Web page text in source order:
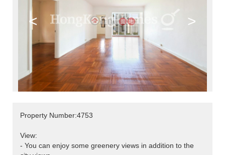
< >
Property Number:4753
View:
- You can enjoy some greenery views in addition to the